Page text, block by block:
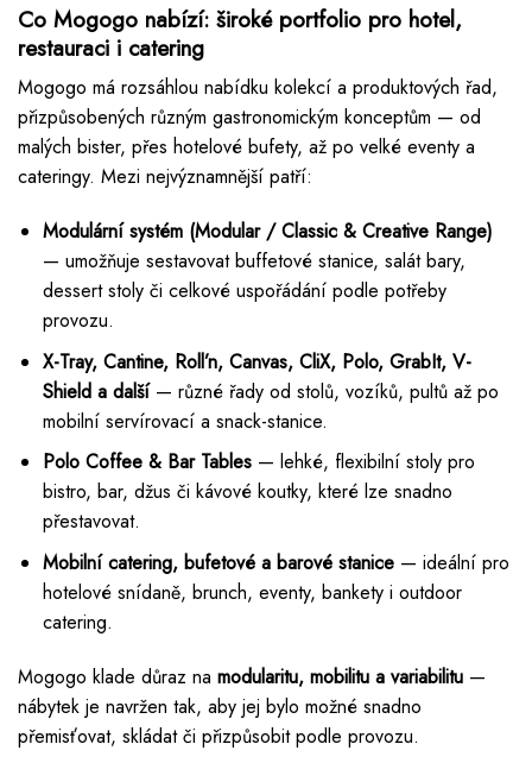
Co Mogogo nabízí: široké portfolio pro hotel,
restauraci i catering
Mogogo má rozsáhlou nabídku kolekcí a produktových řad,
přizpůsobených různým gastronomickým konceptům — od
malých bister, přes hotelové bufety, až po velké eventy a
cateringy. Mezi nejvýznamnější patří:
Modulární systém (Modular / Classic & Creative Range)
— umožňuje sestavovat buffetové stanice, salát bary,
dessert stoly či celkové uspořádání podle potřeby
provozu.
X-Tray, Cantine, Roll’n, Canvas, CliX, Polo, GrabIt, V-
Shield a další— různé řady od stolů, vozíků, pultů až po
mobilní servírovací a snack-stanice.
Polo Coffee & Bar Tables— lehké, flexibilní stoly pro
bistro, bar, džus či kávové koutky, které lze snadno
přestavovat.
Mobilní catering, bufetové a barové stanice— ideální pro
hotelové snídaně, brunch, eventy, bankety i outdoor
catering.
Mogogo klade důraz na modularitu, mobilitu a variabilitu —
nábytek je navržen tak, aby jej bylo možné snadno
přemisťovat, skládat či přizpůsobit podle provozu.